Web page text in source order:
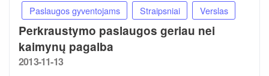
Paslaugos gyventojams
Straipsniai Verslas
Perkraustymo paslaugos geriau nei
kaimynų pagalba
Posted
2013-11-13